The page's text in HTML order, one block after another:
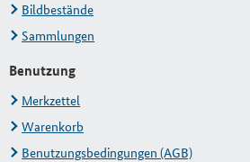
Bildbestände
Sammlungen
Benutzung
Merkzettel
Warenkorb
Benutzungsbedingungen (AGB)